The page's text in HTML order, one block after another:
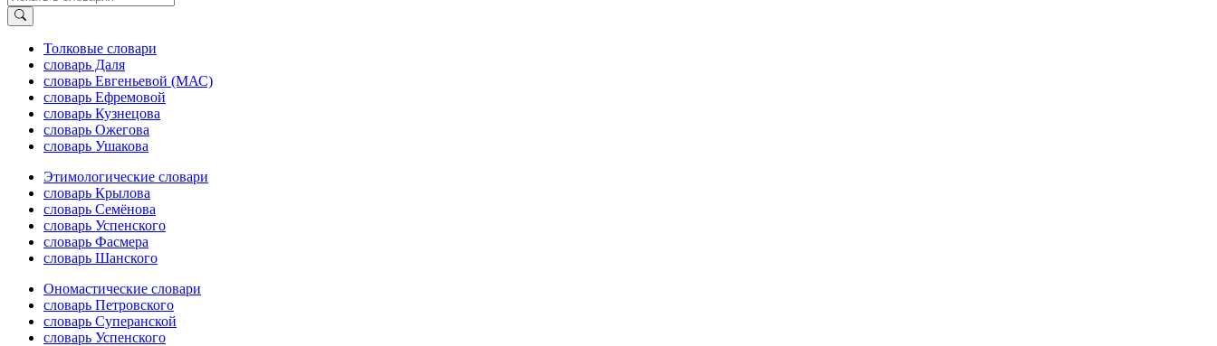
Толковые словари
словарь Даля
словарь Евгеньевой (МАС)
словарь Ефремовой
словарь Кузнецова
словарь Ожегова
словарь Ушакова
Этимологические словари
словарь Крылова
словарь Семёнова
словарь Успенского
словарь Фасмера
словарь Шанского
Ономастические словари
словарь Петровского
словарь Суперанской
словарь Успенского